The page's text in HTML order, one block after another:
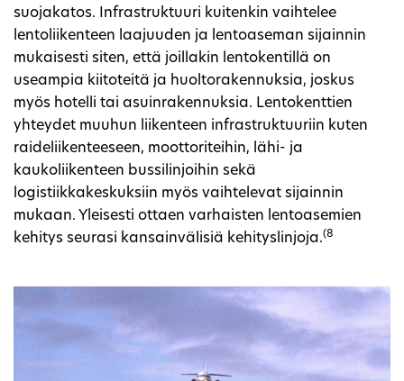
suojakatos. Infrastruktuuri kuitenkin vaihtelee
lentoliikenteen laajuuden ja lentoaseman sijainnin
mukaisesti siten, että joillakin lentokentillä on
useampia kiitoteitä ja huoltorakennuksia, joskus
myös hotelli tai asuinrakennuksia. Lentokenttien
yhteydet muuhun liikenteen infrastruktuuriin kuten
raideliikenteeseen, moottoriteihin, lähi- ja
kaukoliikenteen bussilinjoihin sekä
logistiikkakeskuksiin myös vaihtelevat sijainnin
mukaan. Yleisesti ottaen varhaisten lentoasemien
kehitys seurasi kansainvälisiä kehityslinjoja.(8